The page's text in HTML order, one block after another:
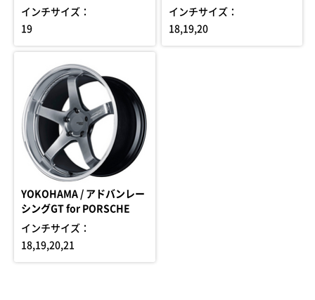
インチサイズ：
19
インチサイズ：
18,19,20
YOKOHAMA / アドバンレー
シングGT for PORSCHE
インチサイズ：
18,19,20,21